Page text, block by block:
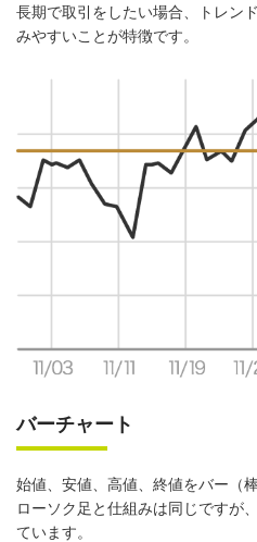
長期で取引をしたい場合、トレン
みやすいことが特徴です。
バーチャート
始値、安値、高値、終値をバー（
ローソク足と仕組みは同じですが
ています。